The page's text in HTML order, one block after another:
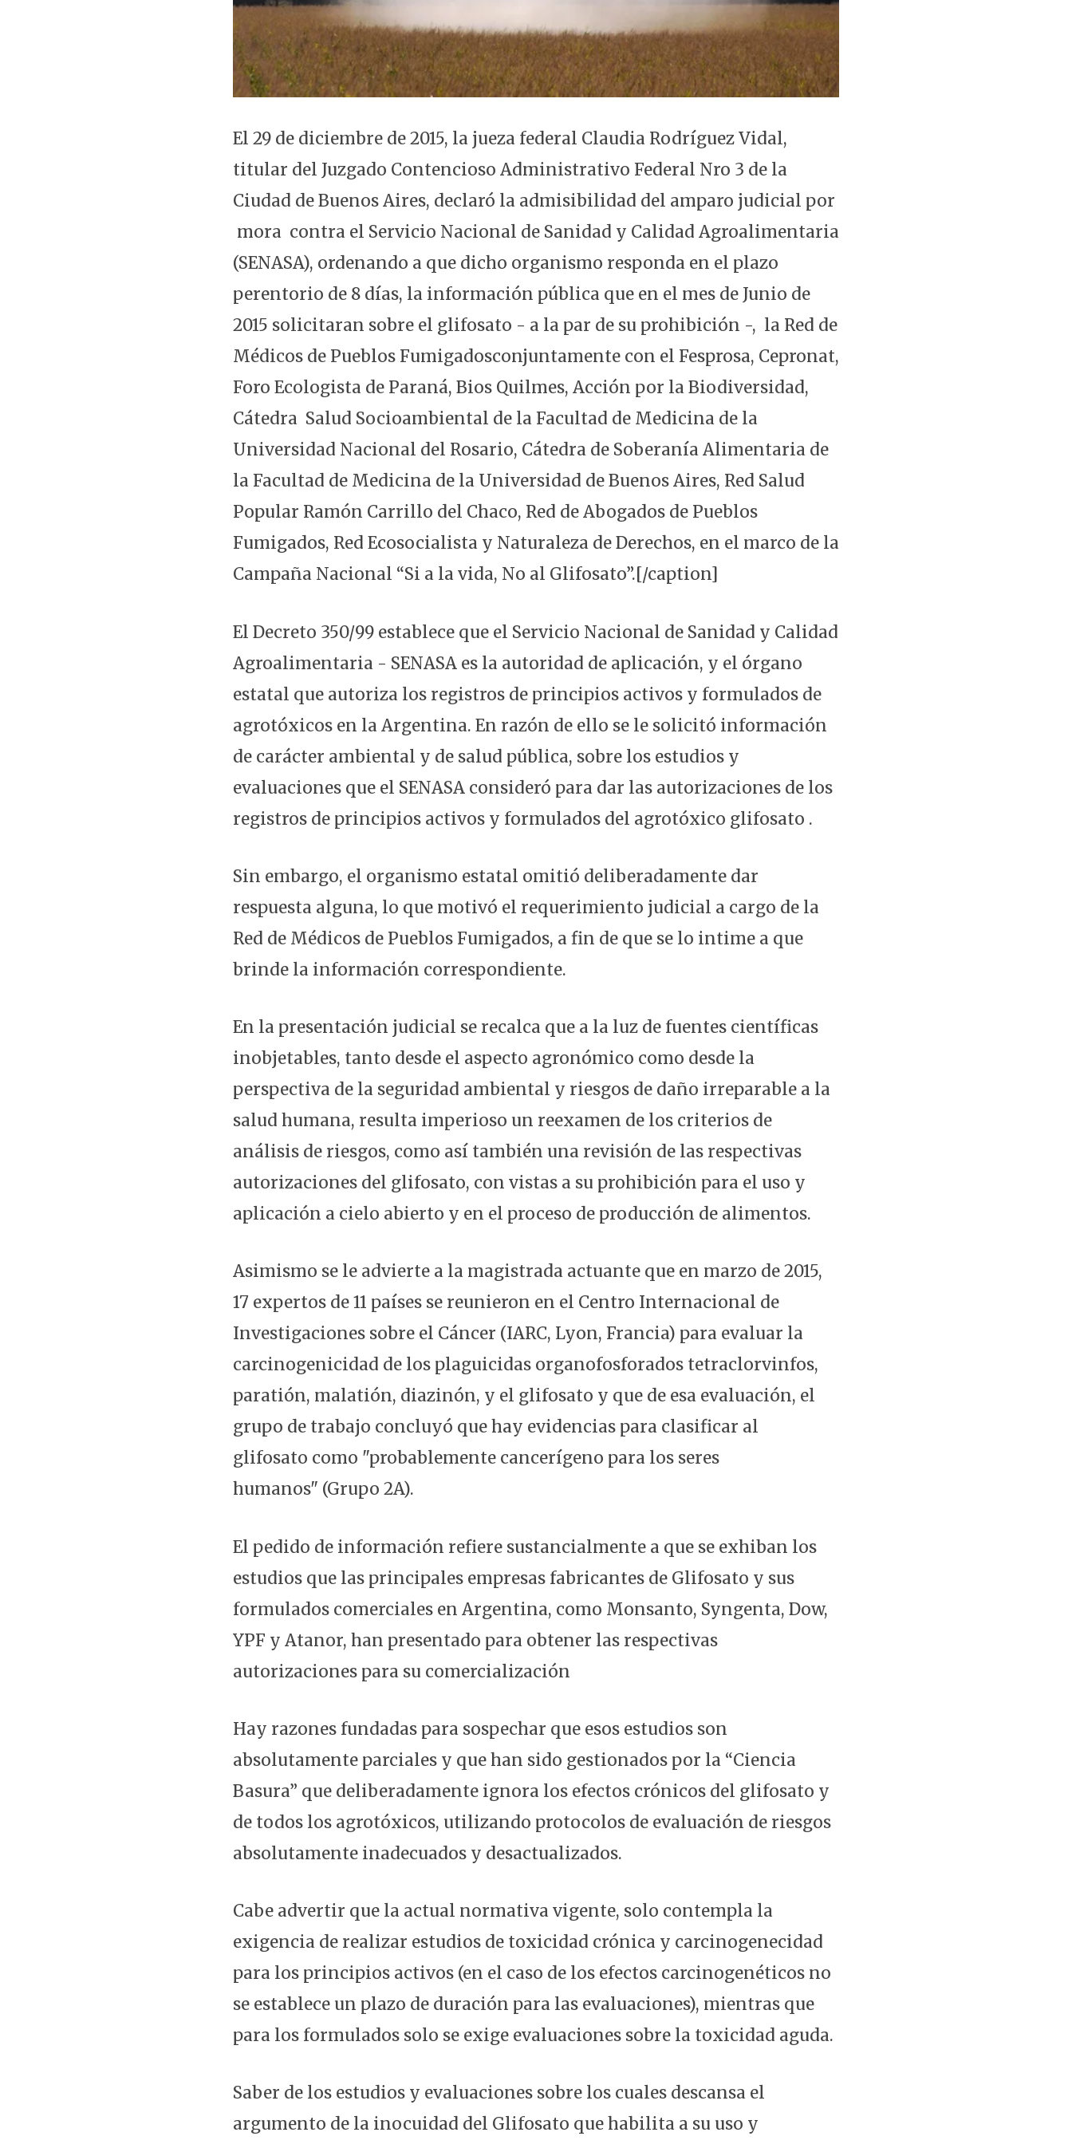
El 29 de diciembre de 2015, la jueza federal Claudia Rodríguez Vidal,
titular del Juzgado Contencioso Administrativo Federal Nro 3 de la
Ciudad de Buenos Aires, declaró la admisibilidad del amparo judicial por
mora contra el Servicio Nacional de Sanidad y Calidad Agroalimentaria
(SENASA), ordenando a que dicho organismo responda en el plazo
perentorio de 8 días, la información pública que en el mes de Junio de
2015 solicitaran sobre el glifosato - a la par de su prohibición -, la Red de
Médicos de Pueblos Fumigadosconjuntamente con el Fesprosa, Cepronat,
Foro Ecologista de Paraná, Bios Quilmes, Acción por la Biodiversidad,
Cátedra Salud Socioambiental de la Facultad de Medicina de la
Universidad Nacional del Rosario, Cátedra de Soberanía Alimentaria de
la Facultad de Medicina de la Universidad de Buenos Aires, Red Salud
Popular Ramón Carrillo del Chaco, Red de Abogados de Pueblos
Fumigados, Red Ecosocialista y Naturaleza de Derechos, en el marco de la
Campaña Nacional “Si a la vida, No al Glifosato”.[/caption]
El Decreto 350/99 establece que el Servicio Nacional de Sanidad y Calidad
Agroalimentaria - SENASA es la autoridad de aplicación, y el órgano
estatal que autoriza los registros de principios activos y formulados de
agrotóxicos en la Argentina. En razón de ello se le solicitó información
de carácter ambiental y de salud pública, sobre los estudios y
evaluaciones que el SENASA consideró para dar las autorizaciones de los
registros de principios activos y formulados del agrotóxico glifosato .
Sin embargo, el organismo estatal omitió deliberadamente dar
respuesta alguna, lo que motivó el requerimiento judicial a cargo de la
Red de Médicos de Pueblos Fumigados, a fin de que se lo intime a que
brinde la información correspondiente.
En la presentación judicial se recalca que a la luz de fuentes científicas
inobjetables, tanto desde el aspecto agronómico como desde la
perspectiva de la seguridad ambiental y riesgos de daño irreparable a la
salud humana, resulta imperioso un reexamen de los criterios de
análisis de riesgos, como así también una revisión de las respectivas
autorizaciones del glifosato, con vistas a su prohibición para el uso y
aplicación a cielo abierto y en el proceso de producción de alimentos.
Asimismo se le advierte a la magistrada actuante que en marzo de 2015,
17 expertos de 11 países se reunieron en el Centro Internacional de
Investigaciones sobre el Cáncer (IARC, Lyon, Francia) para evaluar la
carcinogenicidad de los plaguicidas organofosforados tetraclorvinfos,
paratión, malatión, diazinón, y el glifosato y que de esa evaluación, el
grupo de trabajo concluyó que hay evidencias para clasificar al
glifosato como "probablemente cancerígeno para los seres
humanos" (Grupo 2A).
El pedido de información refiere sustancialmente a que se exhiban los
estudios que las principales empresas fabricantes de Glifosato y sus
formulados comerciales en Argentina, como Monsanto, Syngenta, Dow,
YPF y Atanor, han presentado para obtener las respectivas
autorizaciones para su comercialización
Hay razones fundadas para sospechar que esos estudios son
absolutamente parciales y que han sido gestionados por la “Ciencia
Basura” que deliberadamente ignora los efectos crónicos del glifosato y
de todos los agrotóxicos, utilizando protocolos de evaluación de riesgos
absolutamente inadecuados y desactualizados.
Cabe advertir que la actual normativa vigente, solo contempla la
exigencia de realizar estudios de toxicidad crónica y carcinogenecidad
para los principios activos (en el caso de los efectos carcinogenéticos no
se establece un plazo de duración para las evaluaciones), mientras que
para los formulados solo se exige evaluaciones sobre la toxicidad aguda.
Saber de los estudios y evaluaciones sobre los cuales descansa el
argumento de la inocuidad del Glifosato que habilita a su uso y